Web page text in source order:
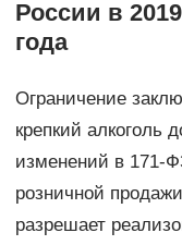
России в
года
Ограничение
крепкий алкоголь
изменений в 171-
розничной
разрешает